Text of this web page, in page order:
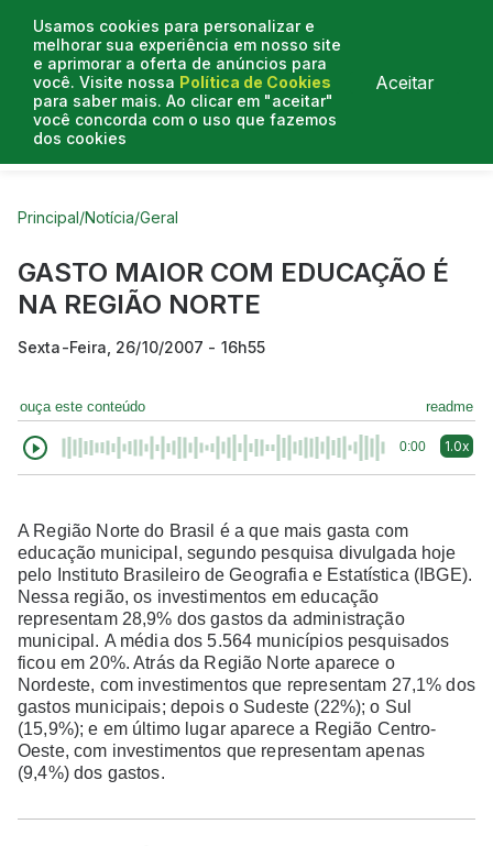
Usamos cookies para personalizar e
melhorar sua experiência em nosso site
e aprimorar a oferta de anúncios para
você. Visite nossa Política de Cookies
para saber mais. Ao clicar em "aceitar"
você concorda com o uso que fazemos
dos cookies
Aceitar
Curtas do Poder
Principal/Notícia/Geral
GASTO MAIOR COM EDUCAÇÃO É
NA REGIÃO NORTE
Sexta-Feira, 26/10/2007 - 16h55
ouça este conteúdo readme
0:00 1.0x
A Região Norte do Brasil é a que mais gasta com
educação municipal, segundo pesquisa divulgada hoje
pelo Instituto Brasileiro de Geografia e Estatística (IBGE).
Nessa região, os investimentos em educação
representam 28,9% dos gastos da administração
municipal. A média dos 5.564 municípios pesquisados
ficou em 20%. Atrás da Região Norte aparece o
Nordeste, com investimentos que representam 27,1% dos
gastos municipais; depois o Sudeste (22%); o Sul
(15,9%); e em último lugar aparece a Região Centro-
Oeste, com investimentos que representam apenas
(9,4%) dos gastos.